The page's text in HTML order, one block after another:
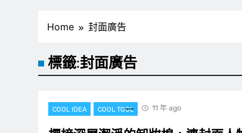
Home 封面廣告
標籤:封面廣告
COOL IDEA COOL TOOL 11 年 ago